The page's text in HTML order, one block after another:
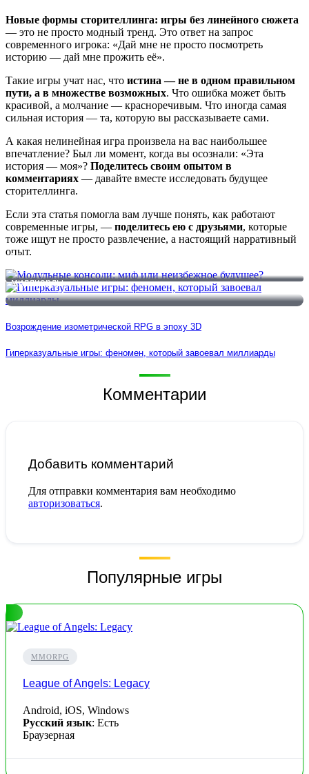
Новые формы сторителлинга: игры без линейного сюжета
— это не просто модный тренд. Это ответ на запрос
современного игрока: «Дай мне не просто посмотреть
историю — дай мне прожить её».
Такие игры учат нас, что истина — не в одном правильном
пути, а в множестве возможных. Что ошибка может быть
красивой, а молчание — красноречивым. Что иногда самая
сильная история — та, которую вы рассказываете сами.
А какая нелинейная игра произвела на вас наибольшее
впечатление? Был ли момент, когда вы осознали: «Эта
история — моя»? Поделитесь своим опытом в
комментариях — давайте вместе исследовать будущее
сторителлинга.
Если эта статья помогла вам лучше понять, как работают
современные игры, — поделитесь ею с друзьями, которые
тоже ищут не просто развлечение, а настоящий нарративный
опыт.
Модульные консоли: миф или неизбежное будущее?
Гиперказуальные игры: феномен, который завоевал
миллиарды
Возрождение изометрической RPG в эпоху 3D
Гиперказуальные игры: феномен, который завоевал миллиарды
Комментарии
Добавить комментарий
Для отправки комментария вам необходимо
авторизоваться.
Популярные игры
MMORPG
League of Angels: Legacy
Android, iOS, Windows
Русский язык: Есть
Браузерная